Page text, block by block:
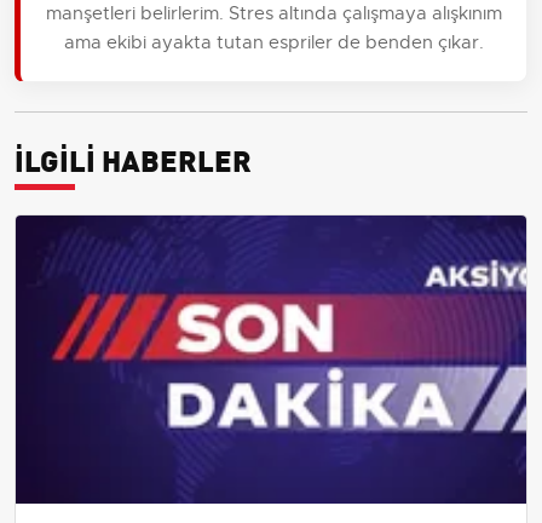
manşetleri belirlerim. Stres altında çalışmaya alışkınım
ama ekibi ayakta tutan espriler de benden çıkar.
İLGİLİ HABERLER